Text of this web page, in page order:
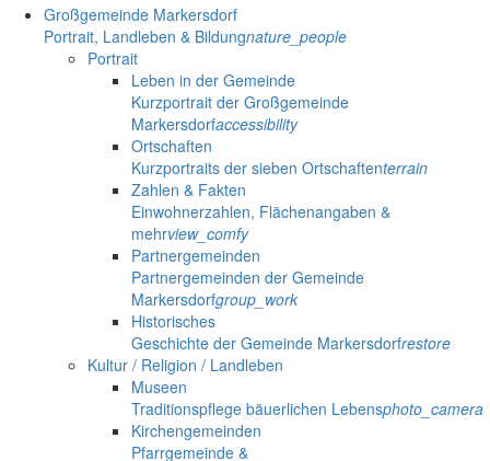
Großgemeinde Markersdorf
Portrait, Landleben & Bildungnature_people
Portrait
Leben in der Gemeinde
Kurzportrait der Großgemeinde
Markersdorfaccessibility
Ortschaften
Kurzportraits der sieben Ortschaftenterrain
Zahlen & Fakten
Einwohnerzahlen, Flächenangaben &
mehrview_comfy
Partnergemeinden
Partnergemeinden der Gemeinde
Markersdorfgroup_work
Historisches
Geschichte der Gemeinde Markersdorfrestore
Kultur / Religion / Landleben
Museen
Traditionspflege bäuerlichen Lebensphoto_camera
Kirchengemeinden
Pfarrgemeinde &